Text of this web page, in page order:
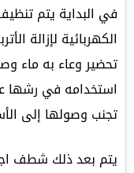
في البداية يتم
الكهربائية لإزالة
تحضير وعاء به ماء
استخدامه في رشها
تجنب وصولها إلى
يتم بعد ذلك شطف